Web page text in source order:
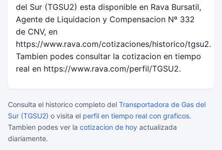
del Sur (TGSU2) esta disponible en Rava Bursatil,
Agente de Liquidacion y Compensacion Nº 332
de CNV, en
https://www.rava.com/cotizaciones/historico/tgsu2.
Tambien podes consultar la cotizacion en tiempo
real en https://www.rava.com/perfil/TGSU2.
Consulta el historico completo del Transportadora de Gas del
Sur (TGSU2) o visita el perfil en tiempo real con graficos.
Tambien podes ver la cotizacion de hoy actualizada
diariamente.